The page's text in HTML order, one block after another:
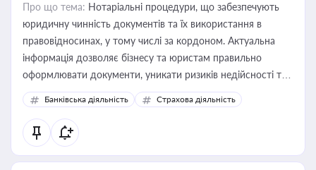
Про що тема: Нотаріальні процедури, що забезпечують
юридичну чинність документів та їх використання в
правовідносинах, у тому числі за кордоном. Актуальна
інформація дозволяє бізнесу та юристам правильно
оформлювати документи, уникати ризиків недійсності та
забезпечувати їх належне прийняття органами влади та
контрагентами
Банківська діяльність Страхова діяльність